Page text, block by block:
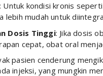
: Untuk kondisi kronis
lebih mudah untuk
Dosis Tinggi: Jika dosis
cepat, obat oral
pasien cenderung
injeksi, yang mungkin